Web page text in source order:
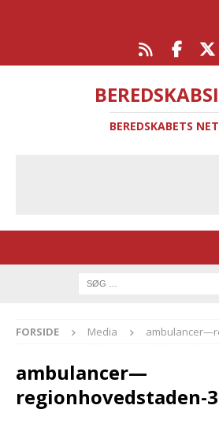
BEREDSKABETS
FORSIDE Media
ambulancer—
regionhovedstaden-